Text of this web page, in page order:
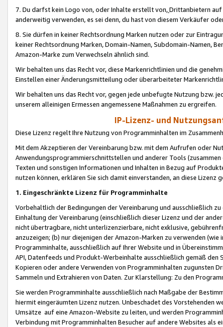
7. Du darfst kein Logo von, oder Inhalte erstellt von,Drittanbietern auf
anderweitig verwenden, es sei denn, du hast von diesem Verkäufer
8. Sie dürfen in keiner Rechtsordnung Marken nutzen oder zur
keiner Rechtsordnung Marken, Domain-Namen, Subdomain-Namen,
Amazon-Marke zum Verwechseln ähnlich sind.
Wir behalten uns das Recht vor, diese Markenrichtlinien und die
Einstellen einer Änderungsmitteilung oder überarbeiteter
Wir behalten uns das Recht vor, gegen jede unbefugte Nutzung bzw.
unserem alleinigen Ermessen angemessene Maßnahmen zu ergreifen.
IP-Lizenz- und
Diese Lizenz regelt Ihre Nutzung von Programminhalten im
Mit dem Akzeptieren der Vereinbarung bzw. mit dem Aufrufen oder
Anwendungsprogrammierschnittstellen und anderer Tools (zusammen
Texten und sonstigen Informationen und Inhalten in Bezug auf
nutzen können, erklären Sie sich damit einverstanden, an diese Lizenz
1. Eingeschränkte Lizenz für Programminhalte
Vorbehaltlich der Bedingungen der Vereinbarung und ausschließlich
Einhaltung der Vereinbarung (einschließlich dieser Lizenz und der
nicht übertragbare, nicht unterlizenzierbare, nicht exklusive,
anzuzeigen; (b) nur diejenigen der Amazon-Marken zu verwenden
Programminhalte, ausschließlich auf Ihrer Website und in
API, Datenfeeds und Produkt-Werbeinhalte ausschließlich gemäß
Kopieren oder andere Verwenden von Programminhalten zugunsten
Sammeln und Extrahieren von Daten. Zur Klarstellung: Zu den
Sie werden Programminhalte ausschließlich nach Maßgabe der
hiermit eingeräumten Lizenz nutzen. Unbeschadet des Vorstehenden
Umsätze auf eine Amazon-Website zu leiten, und werden
Verbindung mit Programminhalten Besucher auf andere Websites als